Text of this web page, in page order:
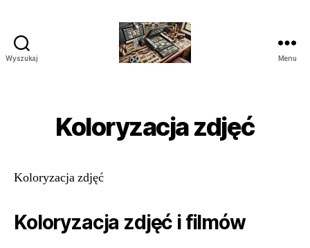
Wyszukaj
Archiwizacji
Polska
Menu
Koloryzacja zdjęć
Koloryzacja zdjęć
Koloryzacja zdjęć i filmów